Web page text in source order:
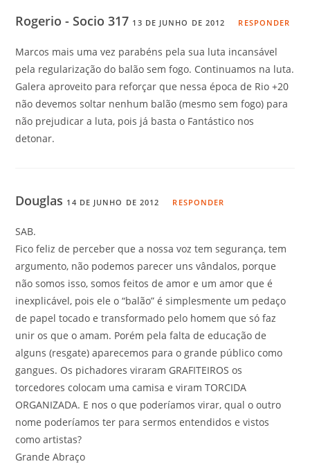
Rogerio - Socio 317 13 DE JUNHO DE 2012 RESPONDER
Marcos mais uma vez parabéns pela sua luta incansável
pela regularização do balão sem fogo. Continuamos na luta.
Galera aproveito para reforçar que nessa época de Rio +20
não devemos soltar nenhum balão (mesmo sem fogo) para
não prejudicar a luta, pois já basta o Fantástico nos
detonar.
Douglas 14 DE JUNHO DE 2012 RESPONDER
SAB.
Fico feliz de perceber que a nossa voz tem segurança, tem
argumento, não podemos parecer uns vândalos, porque
não somos isso, somos feitos de amor e um amor que é
inexplicável, pois ele o “balão” é simplesmente um pedaço
de papel tocado e transformado pelo homem que só faz
unir os que o amam. Porém pela falta de educação de
alguns (resgate) aparecemos para o grande público como
gangues. Os pichadores viraram GRAFITEIROS os
torcedores colocam uma camisa e viram TORCIDA
ORGANIZADA. E nos o que poderíamos virar, qual o outro
nome poderíamos ter para sermos entendidos e vistos
como artistas?
Grande Abraço